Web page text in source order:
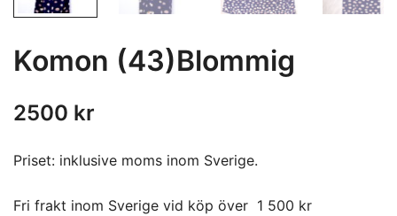
Komon (43)Blommig
2500 kr
Priset: inklusive moms inom Sverige.
Fri frakt inom Sverige vid köp över 1 500 kr